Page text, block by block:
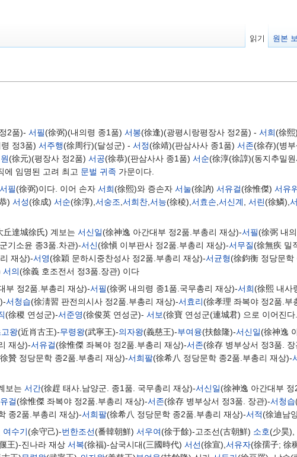
2품)- 서필(徐弼)(내의령 종1품) 서봉(徐逢)(광평시랑평장사 정2품) - 서희(徐
정3품) 서주행(徐周行)(달성군) - 서정(徐靖)(판삼사사 종1품) 서존(徐存)(병
(徐元)(평장사 정2품) 서공(徐恭)(판삼사사 종1품) 서순(徐淳(徐諄)(동지추밀
에 임명된 고려 최고 문벌 귀족 가문이다.
서필(徐弼)이다. 이어 손자 서희(徐熙)와 증손자 서눌(徐訥) 서유걸(徐惟傑) 서유
) 서성(徐成) 서순(徐淳),서숭조,서희찬,서능(徐稜),서효손,서신계, 서린(徐鱗),
丘達城徐氏) 계보는 서신일(徐神逸 아간대부 정2품.부총리 재상)-서필(徐弼 내
기소윤 종3품.차관)-서신(徐愼 이부판사 정2품.부총리 재상)-서무질(徐無疾 밀
재상)-서영(徐穎 문하시중찬성사 정2품.부총리 재상)-서균형(徐鈞衡 정당문
서의(徐義 호조전서 정3품.장관) 이다
부 정2품.부총리 재상)-서필(徐弼 내의령 종1품.국무총리 재상)-서희(徐熙 내사
서청습(徐淸習 판전의시사 정2품.부총리 재상)-서효리(徐孝理 좌복야 정2품.부
(徐稷 연성군)-서준영(徐俊英 연성군)- 서보(徐寶 연성군(連城君) 으로 이어진다.
왕(近肖古王)-무령왕(武寧王)-의자왕(義慈王)-부여융(扶餘隆)-서신일(徐神逸
재상)-서유걸(徐惟傑 좌복야 정2품.부총리 재상)-서존(徐存 병부상서 정3품. 장
贊 정당문학 종2품.부총리 재상)-서희팔(徐希八 정당문학 종2품.부총리 재상)-
보는 서간(徐趕 태사.남양군. 종1품. 국무총리 재상)-서신일(徐神逸 아간대부
걸(徐惟傑 좌복야 정2품.부총리 재상)-서존(徐存 병부상서 정3품. 장관)-서청습
종2품.부총리 재상)-서희팔(徐希八 정당문학 종2품.부총리 재상)-서적(徐迪남
여수기(余守己)-번한조선(番韓朝鮮) 서우여(徐于餘)-고조선(古朝鮮) 소호(少昊),
王)-진나라 재상 서복(徐福)-삼국시대(三國時代) 서선(徐宣),서유자(徐孺子; 徐
읽기 원본